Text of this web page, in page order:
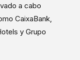
a cabo
CaixaBank,
y Grupo